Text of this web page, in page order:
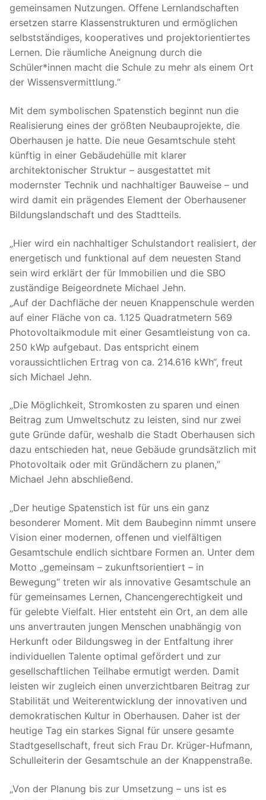
gemeinsamen Nutzungen. Offene Lernlandschaften
ersetzen starre Klassenstrukturen und ermöglichen
selbstständiges, kooperatives und projektorientiertes
Lernen. Die räumliche Aneignung durch die
Schüler*innen macht die Schule zu mehr als einem Ort
der Wissensvermittlung.“
Mit dem symbolischen Spatenstich beginnt nun die
Realisierung eines der größten Neubauprojekte, die
Oberhausen je hatte. Die neue Gesamtschule steht
künftig in einer Gebäudehülle mit klarer
architektonischer Struktur – ausgestattet mit
modernster Technik und nachhaltiger Bauweise – und
wird damit ein prägendes Element der Oberhausener
Bildungslandschaft und des Stadtteils.
„Hier wird ein nachhaltiger Schulstandort realisiert, der
energetisch und funktional auf dem neuesten Stand
sein wird erklärt der für Immobilien und die SBO
zuständige Beigeordnete Michael Jehn.
„Auf der Dachfläche der neuen Knappenschule werden
auf einer Fläche von ca. 1.125 Quadratmetern 569
Photovoltaikmodule mit einer Gesamtleistung von ca.
250 kWp aufgebaut. Das entspricht einem
voraussichtlichen Ertrag von ca. 214.616 kWh“, freut
sich Michael Jehn.
„Die Möglichkeit, Stromkosten zu sparen und einen
Beitrag zum Umweltschutz zu leisten, sind nur zwei
gute Gründe dafür, weshalb die Stadt Oberhausen sich
dazu entschieden hat, neue Gebäude grundsätzlich mit
Photovoltaik oder mit Gründächern zu planen,“
Michael Jehn abschließend.
„Der heutige Spatenstich ist für uns ein ganz
besonderer Moment. Mit dem Baubeginn nimmt unsere
Vision einer modernen, offenen und vielfältigen
Gesamtschule endlich sichtbare Formen an. Unter dem
Motto „gemeinsam – zukunftsorientiert – in
Bewegung“ treten wir als innovative Gesamtschule an
für gemeinsames Lernen, Chancengerechtigkeit und
für gelebte Vielfalt. Hier entsteht ein Ort, an dem alle
uns anvertrauten jungen Menschen unabhängig von
Herkunft oder Bildungsweg in der Entfaltung ihrer
individuellen Talente optimal gefördert und zur
gesellschaftlichen Teilhabe ermutigt werden. Damit
leisten wir zugleich einen unverzichtbaren Beitrag zur
Stabilität und Weiterentwicklung der innovativen und
demokratischen Kultur in Oberhausen. Daher ist der
heutige Tag ein starkes Signal für unsere gesamte
Stadtgesellschaft, freut sich Frau Dr. Krüger-Hufmann,
Schulleiterin der Gesamtschule an der Knappenstraße.
„Von der Planung bis zur Umsetzung – uns ist es